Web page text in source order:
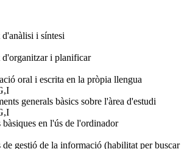
i síntesi
i planificar
oral i escrita en la pròpia llengua
generals bàsics sobre l'àrea d'estudi
en l'ús de l'ordinador
gestió de la informació (habilitat per buscar